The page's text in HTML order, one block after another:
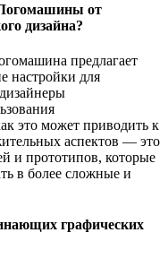
от
дизайна?
предлагает
настройки для
это может приводить к
аспектов — это
и прототипов, которые
в более сложные и
графических